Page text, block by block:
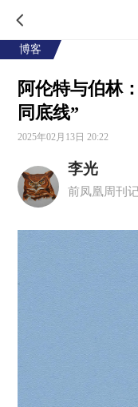
博客
阿伦特与伯林
同底线”
2025年02月13日 20:22
李光